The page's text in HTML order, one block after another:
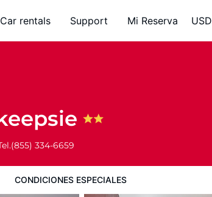
Car rentals Support Mi Reserva USD
(855) 334-6659
CONDICIONES ESPECIALES